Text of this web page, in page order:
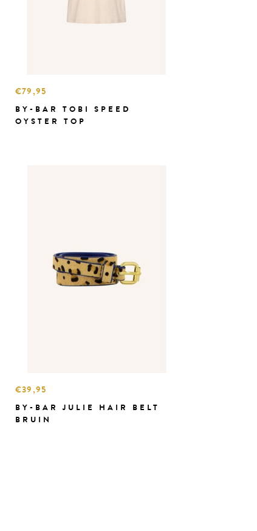
€79,95
BY-BAR TOBI SPEED
OYSTER TOP
€39,95
BY-BAR JULIE HAIR BELT
BRUIN